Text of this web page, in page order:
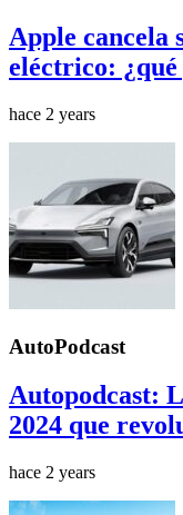
Apple cancela
eléctrico: ¿qué
hace 2 years
AutoPodcast
Autopodcast:
2024 que
hace 2 years